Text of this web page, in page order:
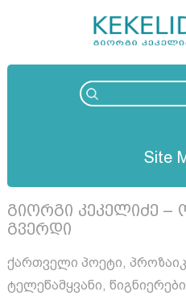
Site
გიორგი კეკელიძე –
გვერდი
ქართველი პოეტი,
ტელეწამყვანი,